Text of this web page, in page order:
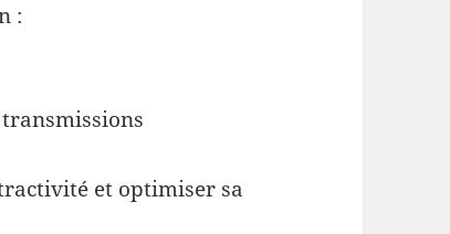
:
transmissions
et optimiser sa